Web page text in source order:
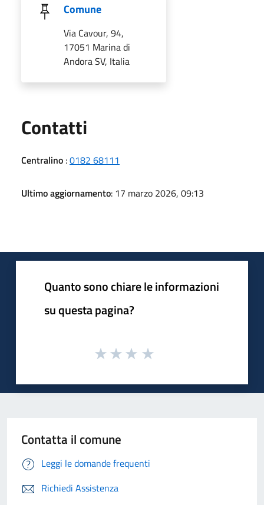
Comune
Via Cavour, 94,
17051 Marina di
Andora SV, Italia
Contatti
Centralino :0182 68111
Ultimo aggiornamento: 17 marzo 2026, 09:13
Quanto sono chiare le informazioni
su questa pagina?
Contatta il comune
Leggi le domande frequenti
Richiedi Assistenza